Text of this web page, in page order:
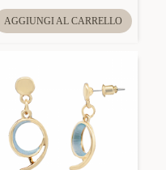
AGGIUNGI AL CARRELLO